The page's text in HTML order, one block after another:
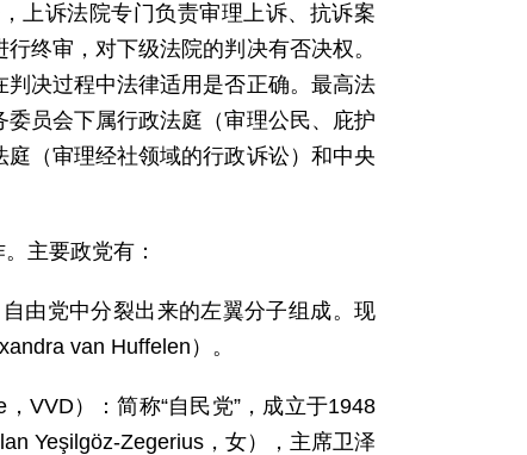
上诉法院专门负责审理上诉、抗诉案
终审，对下级法院的判决有否决权。
决过程中法律适用是否正确。最高法
员会下属行政法庭（审理公民、庇护
（审理经社领域的行政诉讼）和中央
主要政党有：
由党中分裂出来的左翼分子组成。现
van Huffelen）。
VVD）：简称“自民党”，成立于1948
Yeşilgöz-Zegerius，女），主席卫泽